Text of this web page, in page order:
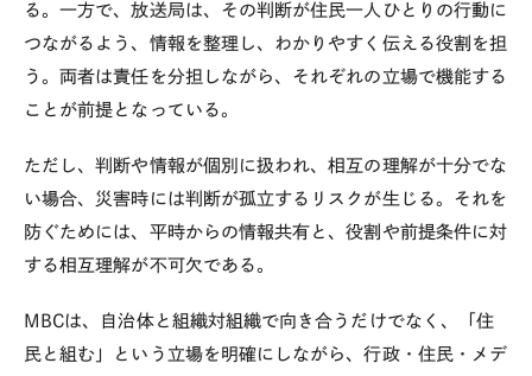
る。一方で、放送局は、その判断が住民一人ひとりの行動に
つながるよう、情報を整理し、わかりやすく伝える役割を担
う。両者は責任を分担しながら、それぞれの立場で機能する
ことが前提となっている。
ただし、判断や情報が個別に扱われ、相互の理解が十分でな
い場合、災害時には判断が孤立するリスクが生じる。それを
防ぐためには、平時からの情報共有と、役割や前提条件に対
する相互理解が不可欠である。
MBCは、自治体と組織対組織で向き合うだけでなく、「住
民と組む」という立場を明確にしながら、行政・住民・メデ